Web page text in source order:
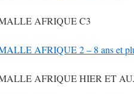
AFRIQUE C3
AFRIQUE 2 – 8 ans et
AFRIQUE HIER ET